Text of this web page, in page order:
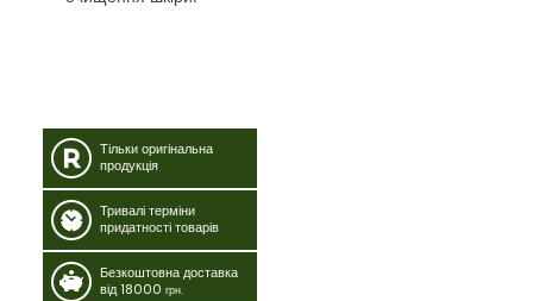
Тільки оригінальна
продукція
Тривалі терміни
придатності товарів
Безкоштовна доставка
від 18000 грн.